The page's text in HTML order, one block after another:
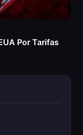
Por Tarifas